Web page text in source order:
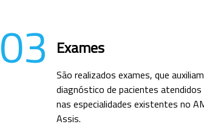
03 Exames
São realizados exames, que
diagnóstico de pacientes atendidos
nas especialidades existentes no
Assis.